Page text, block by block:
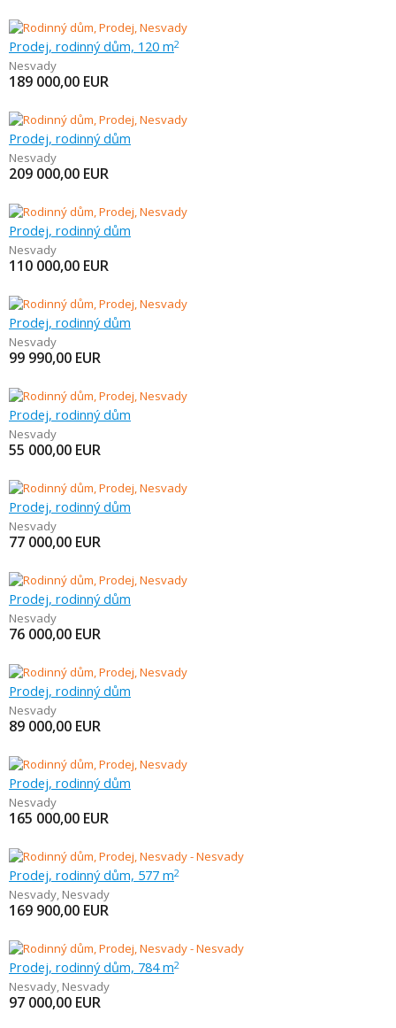
Prodej, rodinný dům, 120 m2
Nesvady
189 000,00 EUR
Prodej, rodinný dům
Nesvady
209 000,00 EUR
Prodej, rodinný dům
Nesvady
110 000,00 EUR
Prodej, rodinný dům
Nesvady
99 990,00 EUR
Prodej, rodinný dům
Nesvady
55 000,00 EUR
Prodej, rodinný dům
Nesvady
77 000,00 EUR
Prodej, rodinný dům
Nesvady
76 000,00 EUR
Prodej, rodinný dům
Nesvady
89 000,00 EUR
Prodej, rodinný dům
Nesvady
165 000,00 EUR
Prodej, rodinný dům, 577 m2
Nesvady, Nesvady
169 900,00 EUR
Prodej, rodinný dům, 784 m2
Nesvady, Nesvady
97 000,00 EUR